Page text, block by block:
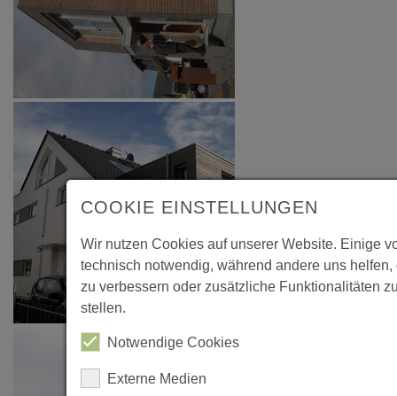
COOKIE EINSTELLUNGEN
Wir nutzen Cookies auf unserer Website. Einige
technisch notwendig, während andere uns helfen,
zu verbessern oder zusätzliche Funktionalitäten
stellen.
Notwendige Cookies
Externe Medien